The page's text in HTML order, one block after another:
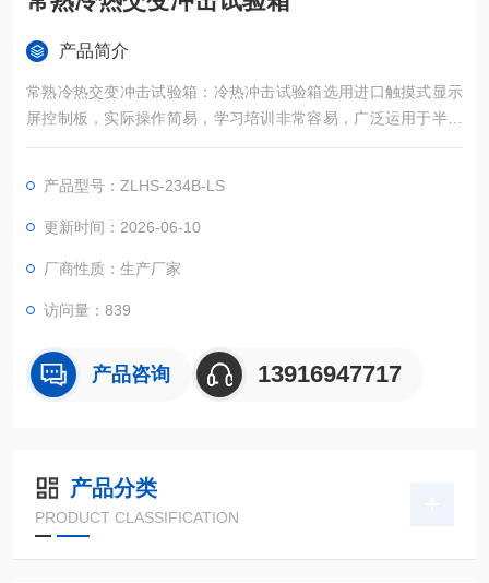
产品简介
常熟冷热交变冲击试验箱：冷热冲击试验箱选用进口触摸式显示
屏控制板，实际操作简易，学习培训非常容易，广泛运用于半导
体元器件、电子设备、塑胶五金构件化工原料和别的*用机器设备
产品型号：ZLHS-234B-LS
更新时间：2026-06-10
厂商性质：生产厂家
访问量：839
产品咨询 13916947717
产品分类
PRODUCT CLASSIFICATION